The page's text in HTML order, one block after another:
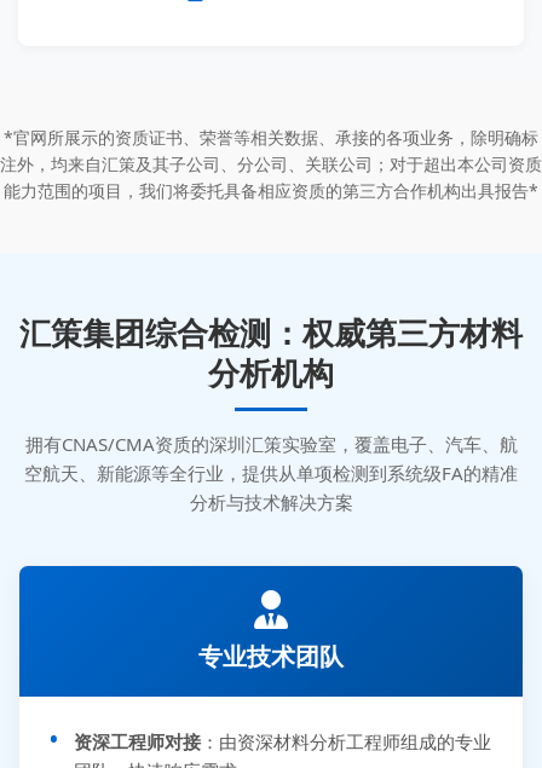
*官网所展示的资质证书、荣誉等相关数据、承接的各项业务，除明确标
注外，均来自汇策及其子公司、分公司、关联公司；对于超出本公司资质
能力范围的项目，我们将委托具备相应资质的第三方合作机构出具报告*
汇策集团综合检测：权威第三方材料
分析机构
拥有CNAS/CMA资质的深圳汇策实验室，覆盖电子、汽车、航
空航天、新能源等全行业，提供从单项检测到系统级FA的精准
分析与技术解决方案
专业技术团队
资深工程师对接 ：由资深材料分析工程师组成的专业